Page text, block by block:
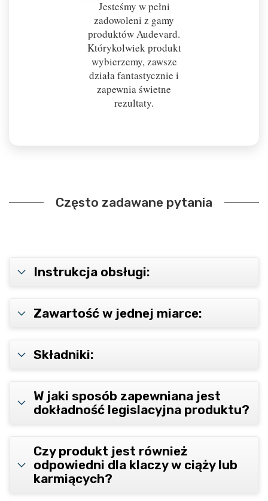
Jesteśmy w pełni
zadowoleni z gamy
produktów Audevard.
Którykolwiek produkt
wybierzemy, zawsze
działa fantastycznie i
zapewnia świetne
rezultaty.
Często zadawane pytania
Instrukcja obsługi:
Zawartość w jednej miarce:
Składniki:
W jaki sposób zapewniana jest
dokładność legislacyjna produktu?
Czy produkt jest również
odpowiedni dla klaczy w ciąży lub
karmiących?